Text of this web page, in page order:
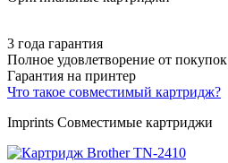
3 года гарантия
Полное удовлетворение от покупок
Гарантия на принтер
Что такое совместимый картридж?
Imprints Совместимые картриджи